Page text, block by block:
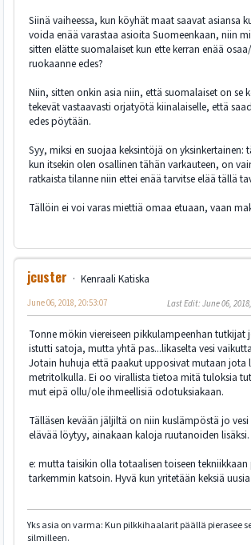
Siinä vaiheessa, kun köyhät maat saavat asiansa
voida enää varastaa asioita Suomeenkaan, niin
sitten elätte suomalaiset kun ette kerran enää
ruokaanne edes?
Niin, sitten onkin asia niin, että suomalaiset on se
tekevät vastaavasti orjatyötä kiinalaiselle, että
edes pöytään.
Syy, miksi en suojaa keksintöjä on yksinkertainen:
kun itsekin olen osallinen tähän varkauteen, on
ratkaista tilanne niin ettei enää tarvitse elää tällä
Tällöin ei voi varas miettiä omaa etuaan, vaan
jcuster
Kenraali Katiska
June 06, 2018, 20:53:07 Last Edit: June 06,
Tonne mökin viereiseen pikkulampeenhan tutkijat
istutti satoja, mutta yhtä pas...likaselta vesi
Jotain huhuja että paakut upposivat mutaan jota
metritolkulla. Ei oo virallista tietoa mitä tuloksia
mut eipä ollu/ole ihmeellisiä odotuksiakaan.
Tälläsen kevään jäljiltä on niin kuslämpöstä jo
elävää löytyy, ainakaan kaloja ruutanoiden lisäksi.
e: mutta taisikin olla totaalisen toiseen
tarkemmin katsoin. Hyvä kun yritetään keksiä
Yks asia on varma: Kun pilkkihaalarit päällä pierasee
silmilleen.